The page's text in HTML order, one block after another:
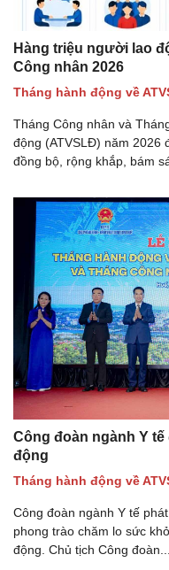
Hàng triệu người lao
Công nhân 2026
Tháng hành động về
Tháng Công nhân và
động (ATVSLĐ) năm 2026
đồng bộ, rộng khắp, bám
Công đoàn ngành Y
động
Tháng hành động về
Công đoàn ngành Y tế
phong trào chăm lo sức
động. Chủ tịch Công đoàn...